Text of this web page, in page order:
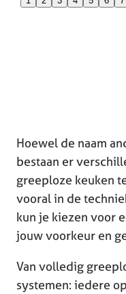
Hoewel de naam
bestaan er
greeploze keuken
vooral in de
kun je kiezen voor
jouw voorkeur en
Van volledig
systemen: iedere